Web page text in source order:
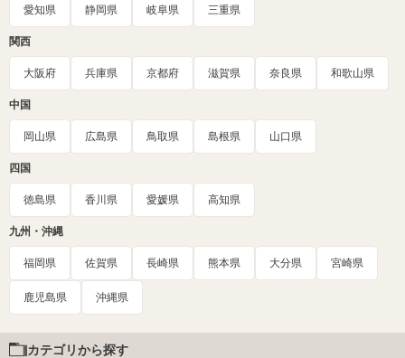
愛知県 静岡県 岐阜県 三重県
関西
大阪府 兵庫県 京都府 滋賀県 奈良県 和歌山県
中国
岡山県 広島県 鳥取県 島根県 山口県
四国
徳島県 香川県 愛媛県 高知県
九州・沖縄
福岡県 佐賀県 長崎県 熊本県 大分県 宮崎県
鹿児島県 沖縄県
カテゴリから探す